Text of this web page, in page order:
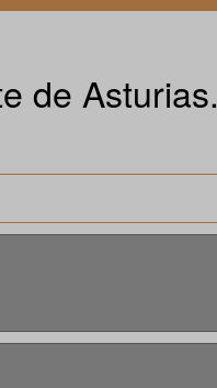
de Asturias.